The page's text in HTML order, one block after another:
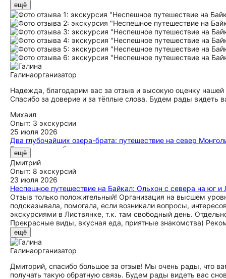
ещё
Галинаорганизатор
Надежда, благодарим вас за отзыв и высокую оценку нашей
Спасибо за доверие и за тёплые слова. Будем рады видеть
Михаил
Опыт: 3 экскурсии
25 июля 2026
Два глубочайших озера-брата: путешествие на север
Большое спасибо организаторам за прекрасное
навсегда с нами! Мы вернулись домой с желанием
неувиденного и непройденного! Особая благодарность
нам! СПАСИБО!
ещё
Дмитрий
Опыт: 8 экскурсий
23 июля 2026
Неспешное путешествие на Байкал: Ольхон с севера на юг и
Отзыв только положительный! Организация на высшем
подсказывала, помогала, если возникали вопросы,
экскурсиями в Листвянке, т.к. там свободный день.
Прекрасные виды, вкусная еда, приятные знакомства)
ещё
Галинаорганизатор
Дмиторий, спасибо большое за отзыв! Мы очень рады, что
получать такую обратную связь. Будем рады видеть вас